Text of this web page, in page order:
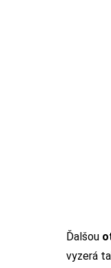
Ďalšou
vyzerá